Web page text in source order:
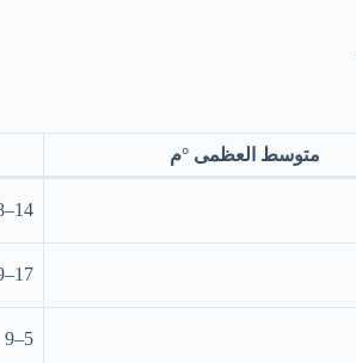
متوسط العظمى °م
14–18
17–19
5–9